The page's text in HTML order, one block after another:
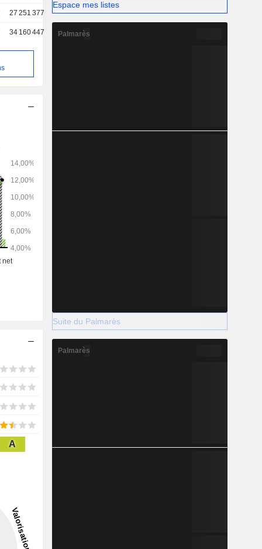
27 251 377
34 160 447
A
Espace mes listes
Palmarès
Suite du Palmarès
Palmarès